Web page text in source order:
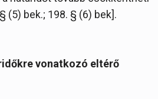
(5) bek.; 198. § (6) bek].
vonatkozó eltérő